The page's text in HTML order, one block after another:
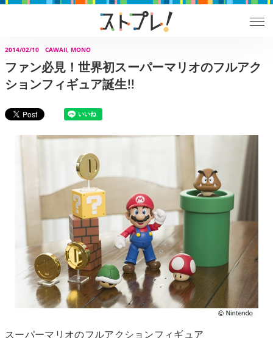
2014/02/10 CAWAII, MONO
ファン必見！世界初スーパーマリオのフルアク
ションフィギュア誕生!!
スーパーマリオのフルアクションフィギュア